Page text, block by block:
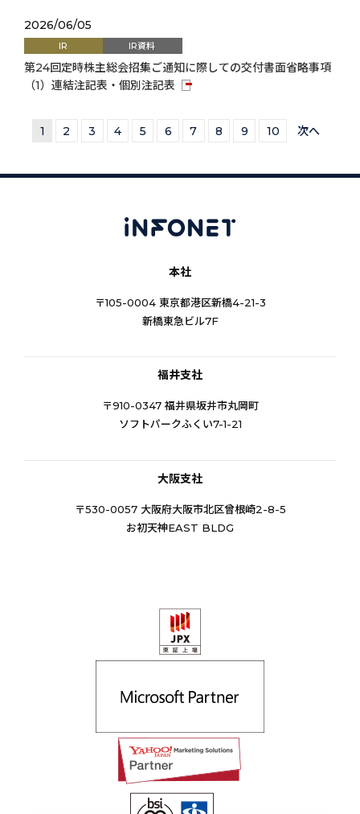
2026/06/05
IR IR資料
第24回定時株主総会招集ご通知に際しての交付書面省略事項
（1）連結注記表・個別注記表
1 2 3 4 5 6 7 8 9 10 次へ
本社
〒105-0004 東京都港区新橋4-21-3
新橋東急ビル7F
福井支社
〒910-0347 福井県坂井市丸岡町
ソフトパークふくい7-1-21
大阪支社
〒530-0057 大阪府大阪市北区曾根崎2-8-5
お初天神EAST BLDG